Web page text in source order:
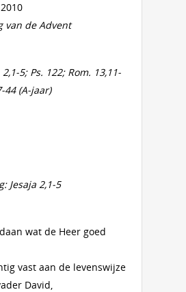
van de Advent
5; Ps. 122; Rom. 13,11-
44 (A-jaar)
Jesaja 2,1-5
wat de Heer goed
vast aan de levenswijze
David,